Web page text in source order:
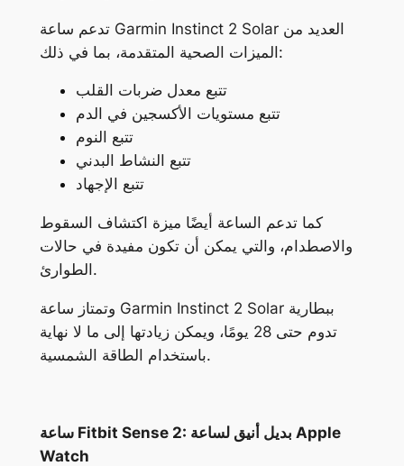
تدعم ساعة Garmin Instinct 2 Solar العديد من
الميزات الصحية المتقدمة، بما في ذلك:
تتبع معدل ضربات القلب
تتبع مستويات الأكسجين في الدم
تتبع النوم
تتبع النشاط البدني
تتبع الإجهاد
كما تدعم الساعة أيضًا ميزة اكتشاف السقوط
والاصطدام، والتي يمكن أن تكون مفيدة في حالات
الطوارئ.
وتمتاز ساعة Garmin Instinct 2 Solar ببطارية
تدوم حتى 28 يومًا، ويمكن زيادتها إلى ما لا نهاية
باستخدام الطاقة الشمسية.
ساعة Fitbit Sense 2: بديل أنيق لساعة Apple
Watch